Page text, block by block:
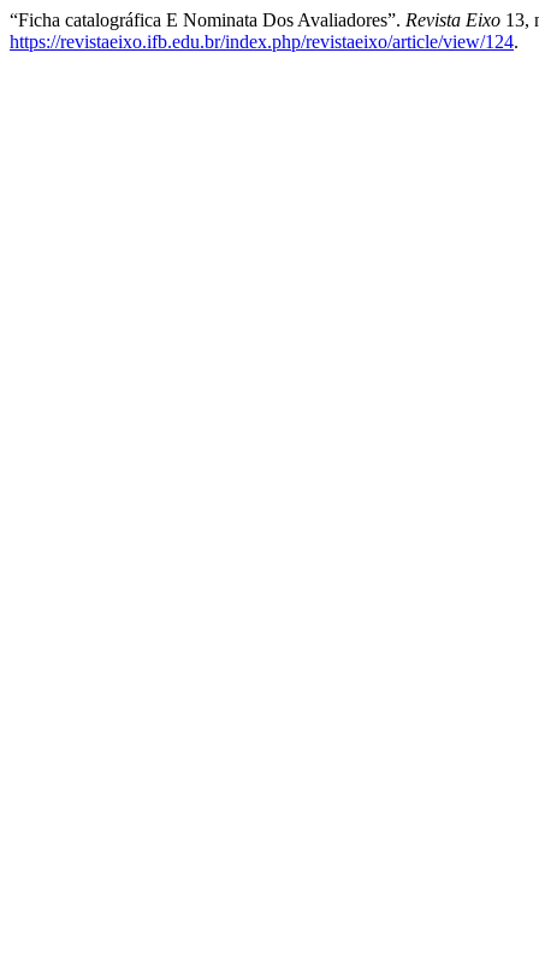
“Ficha catalográfica E Nominata Dos Avaliadores”. Revista Eixo 13,
https://revistaeixo.ifb.edu.br/index.php/revistaeixo/article/view/124.